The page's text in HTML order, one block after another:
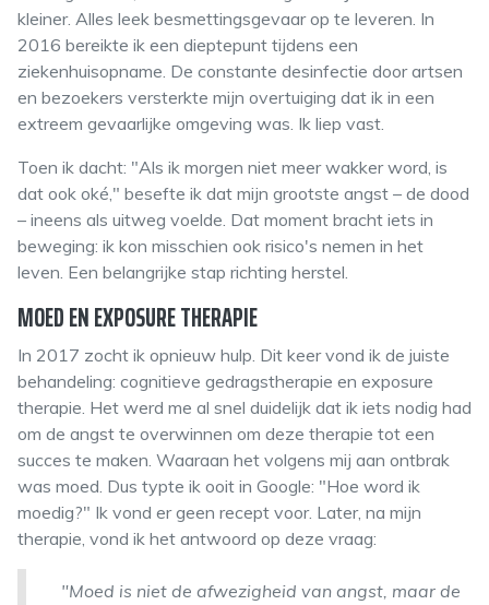
kleiner. Alles leek besmettingsgevaar op te leveren. In
2016 bereikte ik een dieptepunt tijdens een
ziekenhuisopname. De constante desinfectie door artsen
en bezoekers versterkte mijn overtuiging dat ik in een
extreem gevaarlijke omgeving was. Ik liep vast.
Toen ik dacht: "Als ik morgen niet meer wakker word, is
dat ook oké," besefte ik dat mijn grootste angst – de dood
– ineens als uitweg voelde. Dat moment bracht iets in
beweging: ik kon misschien ook risico's nemen in het
leven. Een belangrijke stap richting herstel.
MOED EN EXPOSURE THERAPIE
In 2017 zocht ik opnieuw hulp. Dit keer vond ik de juiste
behandeling: cognitieve gedragstherapie en exposure
therapie. Het werd me al snel duidelijk dat ik iets nodig had
om de angst te overwinnen om deze therapie tot een
succes te maken. Waaraan het volgens mij aan ontbrak
was moed. Dus typte ik ooit in Google: "Hoe word ik
moedig?" Ik vond er geen recept voor. Later, na mijn
therapie, vond ik het antwoord op deze vraag:
"Moed is niet de afwezigheid van angst, maar de